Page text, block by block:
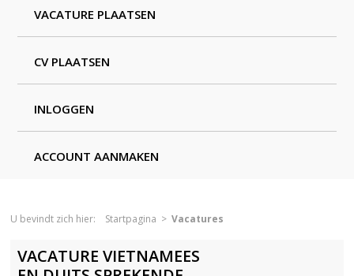
VACATURE PLAATSEN
CV PLAATSEN
INLOGGEN
ACCOUNT AANMAKEN
U bevindt zich hier: Startpagina >Vacatures
VACATURE VIETNAMEES